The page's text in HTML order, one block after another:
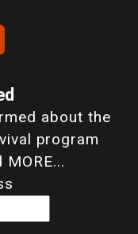
about the
program